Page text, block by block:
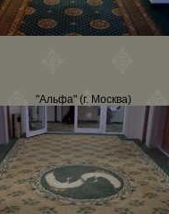
"Альфа" (г. Москва)